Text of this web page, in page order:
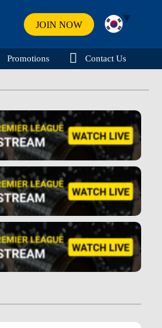
JOIN NOW
Promotions Contact Us